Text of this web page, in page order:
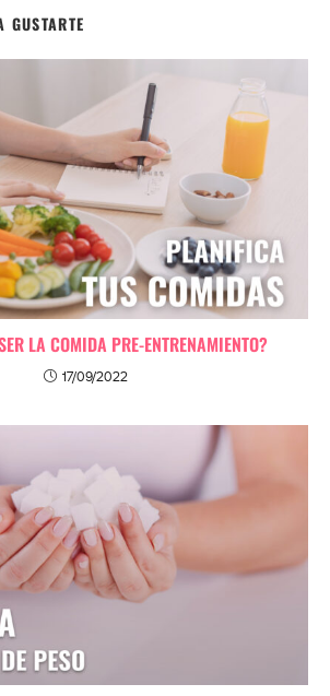
GUSTARTE
LA COMIDA PRE-ENTRENAMIENTO?
17/09/2022